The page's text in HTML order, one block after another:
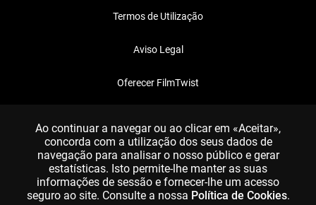
Termos de Utilização
Aviso Legal
Oferecer FilmTwist
Ao continuar a navegar ou ao clicar em «Aceitar»,
concorda com a utilização dos seus dados de
navegação para analisar o nosso público e gerar
estatísticas. Isto permite-lhe manter as suas
informações de sessão e fornecer-lhe um acesso
seguro ao site. Consulte a nossa Política de Cookies.